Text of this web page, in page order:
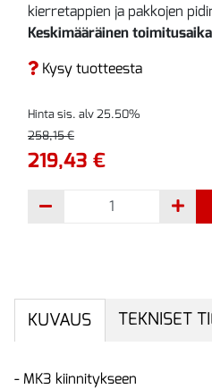
kierretappien ja pakkojen
Keskimääräinen
Kysy tuotteesta
Hinta sis. alv 25.50%
258,15 €
219,43 €
KUVAUS TEKNISET
- MK3 kiinnitykseen